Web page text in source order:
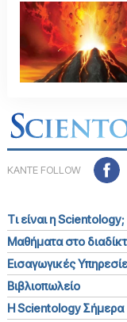
ΚΑΝΤΕ FOLLOW
Τι είναι η Scientology;
Μαθήματα στο
Εισαγωγικές
Βιβλιοπωλείο
Η Scientology Σήμερα